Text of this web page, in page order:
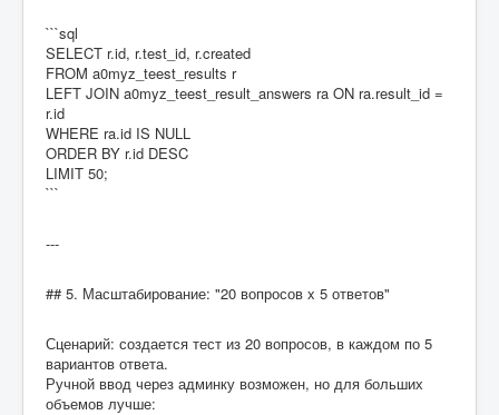
```sql
SELECT r.id, r.test_id, r.created
FROM a0myz_teest_results r
LEFT JOIN a0myz_teest_result_answers ra ON ra.result_id =
r.id
WHERE ra.id IS NULL
ORDER BY r.id DESC
LIMIT 50;
```
---
## 5. Масштабирование: "20 вопросов x 5 ответов"
Сценарий: создается тест из 20 вопросов, в каждом по 5
вариантов ответа.
Ручной ввод через админку возможен, но для больших
объемов лучше: